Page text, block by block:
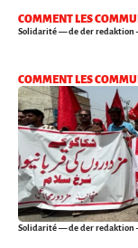
COMMENT LES
Solidarité— de der redaktion
COMMENT LES
Solidarité— de der redaktion